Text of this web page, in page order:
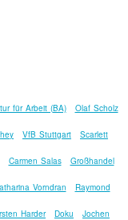
für Arbeit (BA) Olaf Scholz
VfB Stuttgart Scarlett
Carmen Salas Großhandel
Vorndran Raymond
Harder Doku Jochen